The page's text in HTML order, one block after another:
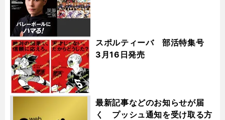
スポルティーバ 部活特集号
3月16日発売
最新記事などのお知らせが届
く プッシュ通知を受け取る方